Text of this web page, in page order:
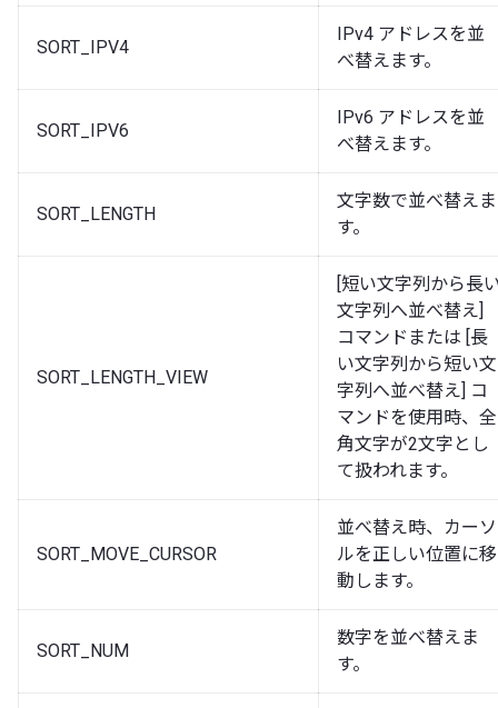
SORT_IPV4
IPv4 アドレスを並
べ替えます。
SORT_IPV6
IPv6 アドレスを並
べ替えます。
SORT_LENGTH
文字数で並べ替えま
す。
SORT_LENGTH_VIEW
[短い文字列から長
文字列へ並べ替え]
コマンドまたは [長
い文字列から短い文
字列へ並べ替え] コ
マンドを使用時、全
角文字が2文字とし
て扱われます。
SORT_MOVE_CURSOR
並べ替え時、カーソ
ルを正しい位置に移
動します。
SORT_NUM
数字を並べ替えま
す。